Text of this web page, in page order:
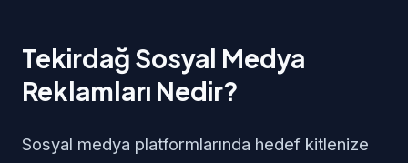
Tekirdağ Sosyal Medya
Reklamları Nedir?
Sosyal medya platformlarında hedef kitlenize